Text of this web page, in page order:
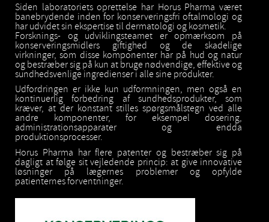
Siden laboratoriets oprettelse har Horus Pharma været
banebrydende inden for konserveringsfri oftalmologi og
har udvidet sin ekspertise til dermatologi og kosmetik.
Forsknings- og udviklingsteamet er opmærksom på
konserveringsmidlers giftighed og de skadelige
virkninger, som disse komponenter har på hud og natur
og bestræber sig på kun at bruge nødvendige, effektive og
sundhedsvenlige ingredienser i alle sine produkter.
Udfordringen er ikke kun udformningen, men også en
kontinuerlig forbedring af sundhedsprodukter, som
kræver, at der konstant stilles spørgsmålstegn ved alle
andre komponenter, for eksempel dosering,
administrationsapparater og endda
produktionsprocesser.
Horus Pharma har flere patenter og bestræber sig på
dagligt at følge sit vejledende princip: at give innovative
løsninger på lægernes problemer og opfylde
patienternes forventninger.